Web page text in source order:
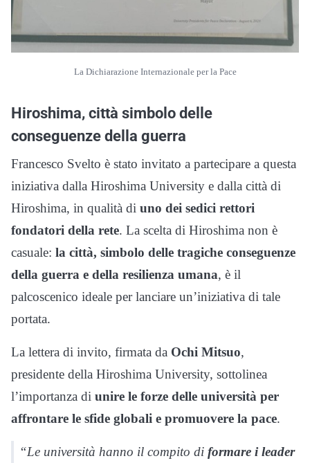
La Dichiarazione Internazionale per la Pace
Hiroshima, città simbolo delle
conseguenze della guerra
Francesco Svelto è stato invitato a partecipare a questa
iniziativa dalla Hiroshima University e dalla città di
Hiroshima, in qualità di uno dei sedici rettori
fondatori della rete. La scelta di Hiroshima non è
casuale: la città, simbolo delle tragiche conseguenze
della guerra e della resilienza umana, è il
palcoscenico ideale per lanciare un’iniziativa di tale
portata.
La lettera di invito, firmata da Ochi Mitsuo,
presidente della Hiroshima University, sottolinea
l’importanza di unire le forze delle università per
affrontare le sfide globali e promuovere la pace.
“Le università hanno il compito di formare i leader